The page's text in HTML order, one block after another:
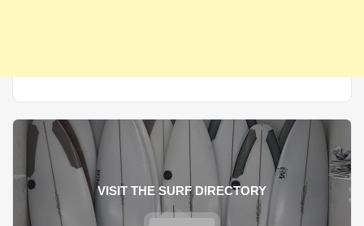
VISIT THE SURF DIRECTORY